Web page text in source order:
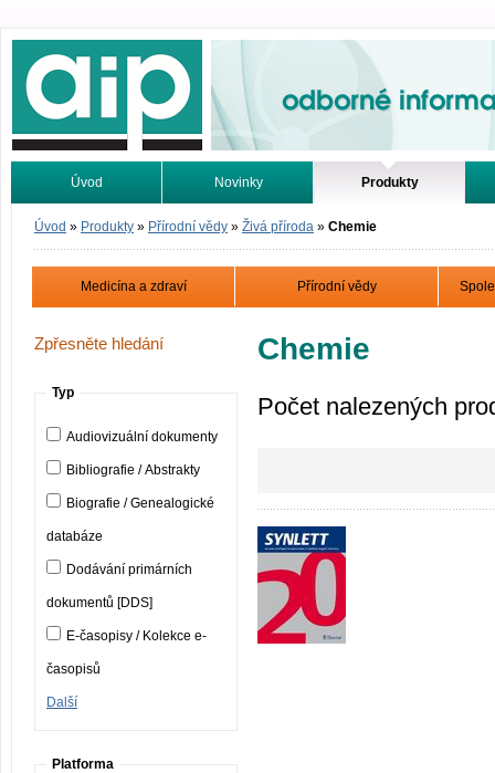
Odborné informace. Online.
Úvod Novinky Produkty
Vyhledávání Tutoriály
Úvod » Produkty » Přírodní vědy » Živá příroda » Chemie
Medicína a zdraví Přírodní vědy
Zpřesněte hledání
Typ
Audiovizuální dokumenty
Bibliografie / Abstrakty
Biografie / Genealogické
databáze
Dodávání primárních
dokumentů [DDS]
E-časopisy / Kolekce e-
časopisů
Další
Platforma
Chemie
Počet nalezených